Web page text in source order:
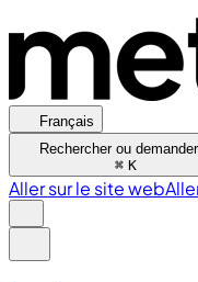
Français
Rechercher ou
⌘ K
Aller sur le site web